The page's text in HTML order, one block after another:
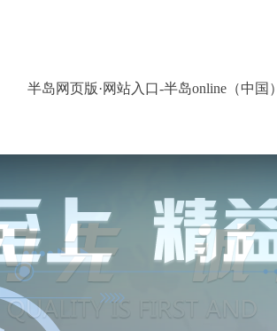
半岛网页版·网站入口-半岛online（中国）